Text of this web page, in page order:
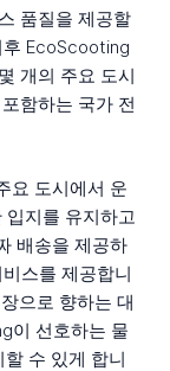
품질을 제공할
EcoScooting
개의 주요 도시
함하는 국가 전
요 도시에서 운
입지를 유지하고
배송을 제공하
스를 제공합니
으로 향하는 대
이 선호하는 물
수 있게 합니